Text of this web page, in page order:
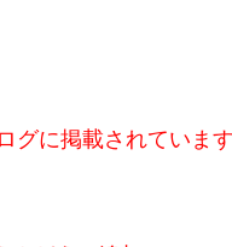
グに掲載されていま